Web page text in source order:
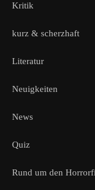
Kritik
kurz & scherzhaft
Literatur
Neuigkeiten
News
Quiz
Rund um den